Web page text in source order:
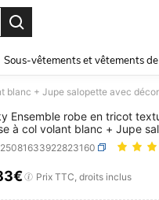
Sous-vêtements et vêtements
Ensemble robe en tricot
à col volant blanc + Jupe
nœud boutonné, style
AND
Prix TTC, droits inclus